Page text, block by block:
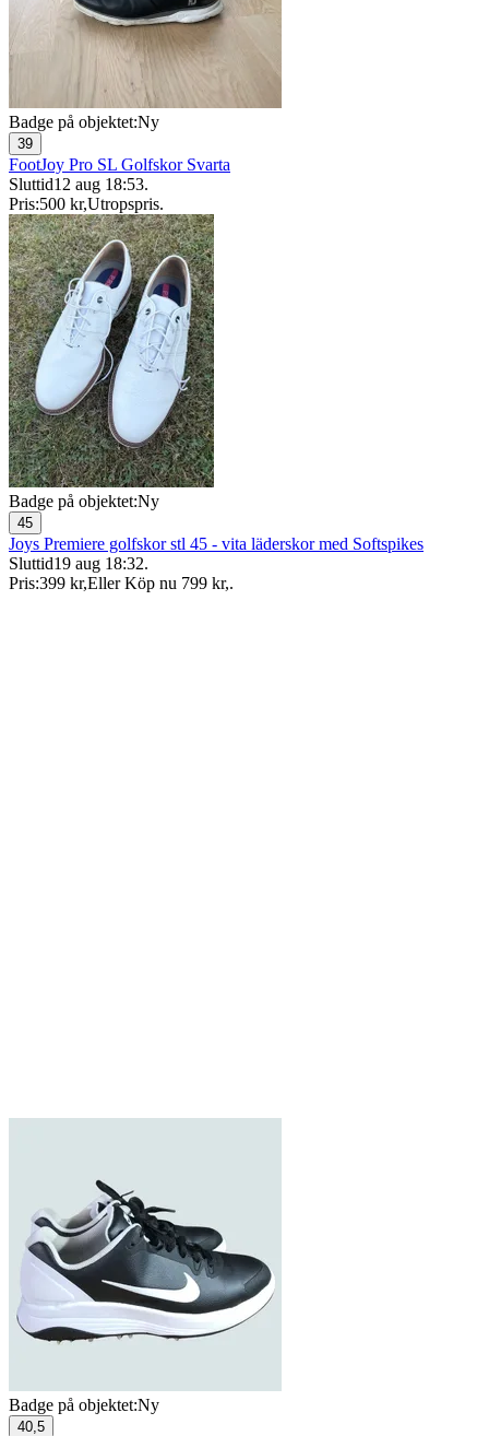
Badge på objektet:Ny
39
FootJoy Pro SL Golfskor Svarta
Sluttid12 aug 18:53.
Pris:500 kr,Utropspris.
Badge på objektet:Ny
45
Joys Premiere golfskor stl 45 - vita läderskor med Softspikes
Sluttid19 aug 18:32.
Pris:399 kr,Eller Köp nu 799 kr,.
Badge på objektet:Ny
40,5